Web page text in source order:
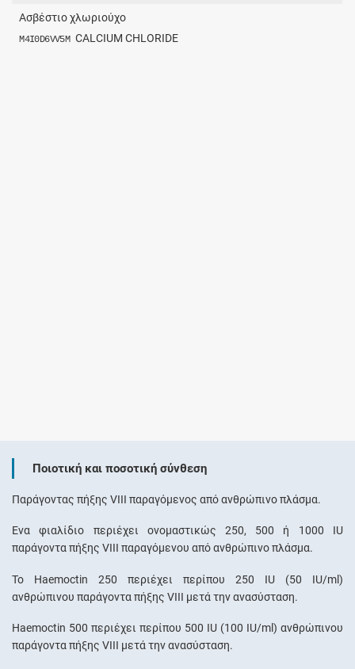
Ασβέστιο χλωριούχο
M4I0D6VV5M CALCIUM CHLORIDE
Ποιοτική και ποσοτική σύνθεση
Παράγοντας πήξης VIII παραγόμενος από ανθρώπινο πλάσμα.
Ένα φιαλίδιο περιέχει ονομαστικώς 250, 500 ή 1000 IU
παράγοντα πήξης VIII παραγόμενου από ανθρώπινο πλάσμα.
Το Haemoctin 250 περιέχει περίπου 250 IU (50 IU/ml)
ανθρώπινου παράγοντα πήξης VIII μετά την ανασύσταση.
Haemoctin 500 περιέχει περίπου 500 IU (100 IU/ml) ανθρώπινου
παράγοντα πήξης VIII μετά την ανασύσταση.